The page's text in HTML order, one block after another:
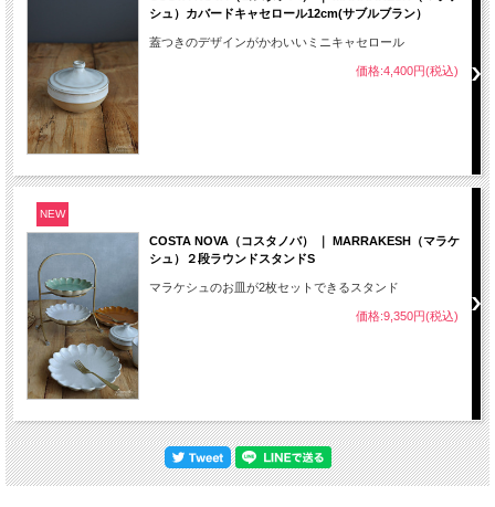
シュ）カバードキャセロール12cm(サブルブラン）
蓋つきのデザインがかわいいミニキャセロール
価格:4,400円(税込)
NEW
COSTA NOVA（コスタノバ） ｜ MARRAKESH（マラケ
シュ）２段ラウンドスタンドS
マラケシュのお皿が2枚セットできるスタンド
価格:9,350円(税込)